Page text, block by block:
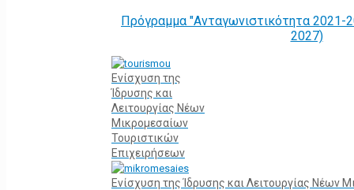
Πρόγραμμα "Ανταγωνιστικότητα
2027)
Ενίσχυση της
Ίδρυσης και
Λειτουργίας Νέων
Μικρομεσαίων
Τουριστικών
Επιχειρήσεων
Ενίσχυση της Ίδρυσης και Λειτουργίας Νέων